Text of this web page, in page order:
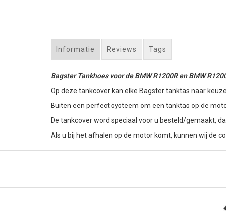
Informatie Reviews Tags
Bagster Tankhoes voor de BMW R1200R en BMW
Op deze tankcover kan elke Bagster tanktas naar
Buiten een perfect systeem om een tanktas op de
De tankcover word speciaal voor u besteld/gemaakt,
Als u bij het afhalen op de motor komt, kunnen wij de